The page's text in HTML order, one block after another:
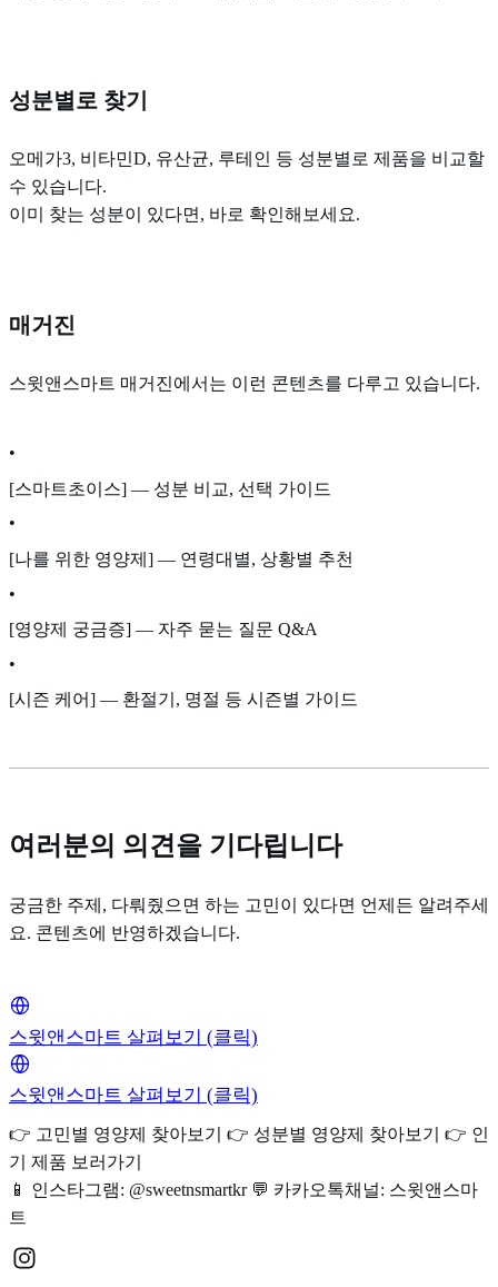
성분별로 찾기
오메가3, 비타민D, 유산균, 루테인 등 성분별로 제품을 비교할
수 있습니다.
이미 찾는 성분이 있다면, 바로 확인해보세요.
매거진
스윗앤스마트 매거진에서는 이런 콘텐츠를 다루고 있습니다.
•
[스마트초이스] — 성분 비교, 선택 가이드
•
[나를 위한 영양제] — 연령대별, 상황별 추천
•
[영양제 궁금증] — 자주 묻는 질문 Q&A
•
[시즌 케어] — 환절기, 명절 등 시즌별 가이드
여러분의 의견을 기다립니다
궁금한 주제, 다뤄줬으면 하는 고민이 있다면 언제든 알려주세
요. 콘텐츠에 반영하겠습니다.
스윗앤스마트 살펴보기 (클릭)
스윗앤스마트 살펴보기 (클릭)
👉 고민별 영양제 찾아보기 👉 성분별 영양제 찾아보기 👉 인
기 제품 보러가기
📱 인스타그램: @sweetnsmartkr 💬 카카오톡채널: 스윗앤스마
트